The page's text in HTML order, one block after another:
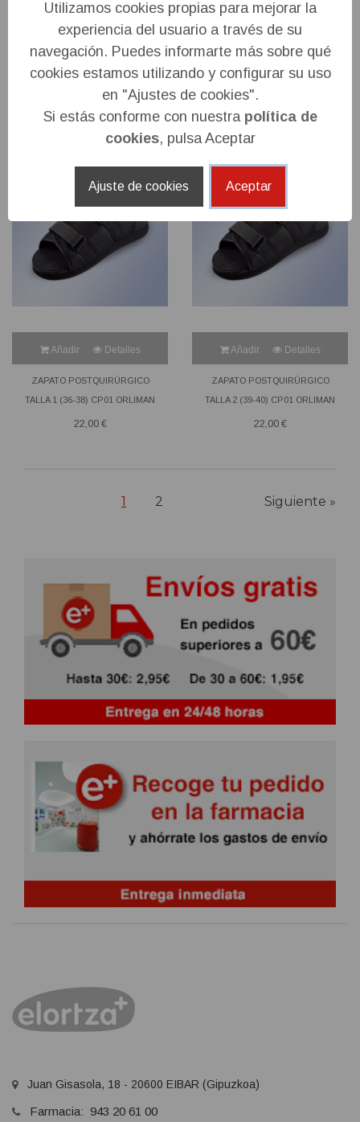
ZAPATO POSTQUIRÚRGICO
EN TALO TALLA 3 (41-42) CP02
ORLIMAN
23,00 €
Añadir Detalles
ZAPATO POSTQUIRÚRGICO
TALLA 0 (33-35) CP01 ORLIMAN
22,00 €
Añadir Detalles
ZAPATO POSTQUIRÚRGICO
TALLA 1 (36-38) CP01 ORLIMAN
22,00 €
Añadir Detalles
ZAPATO POSTQUIRÚRGICO
TALLA 2 (39-40) CP01 ORLIMAN
22,00 €
Añadir Detalles
1 2 Siguiente »
Juan Gisasola, 18 - 20600 EIBAR (Gipuzkoa)
Farmacia: 943 20 61 00
Utilizamos cookies propias para mejorar la
experiencia del usuario a través de su
navegación. Puedes informarte más sobre qué
cookies estamos utilizando y configurar su uso
en "Ajustes de cookies".
Si estás conforme con nuestra política de
cookies, pulsa Aceptar
Ajuste de cookies Aceptar